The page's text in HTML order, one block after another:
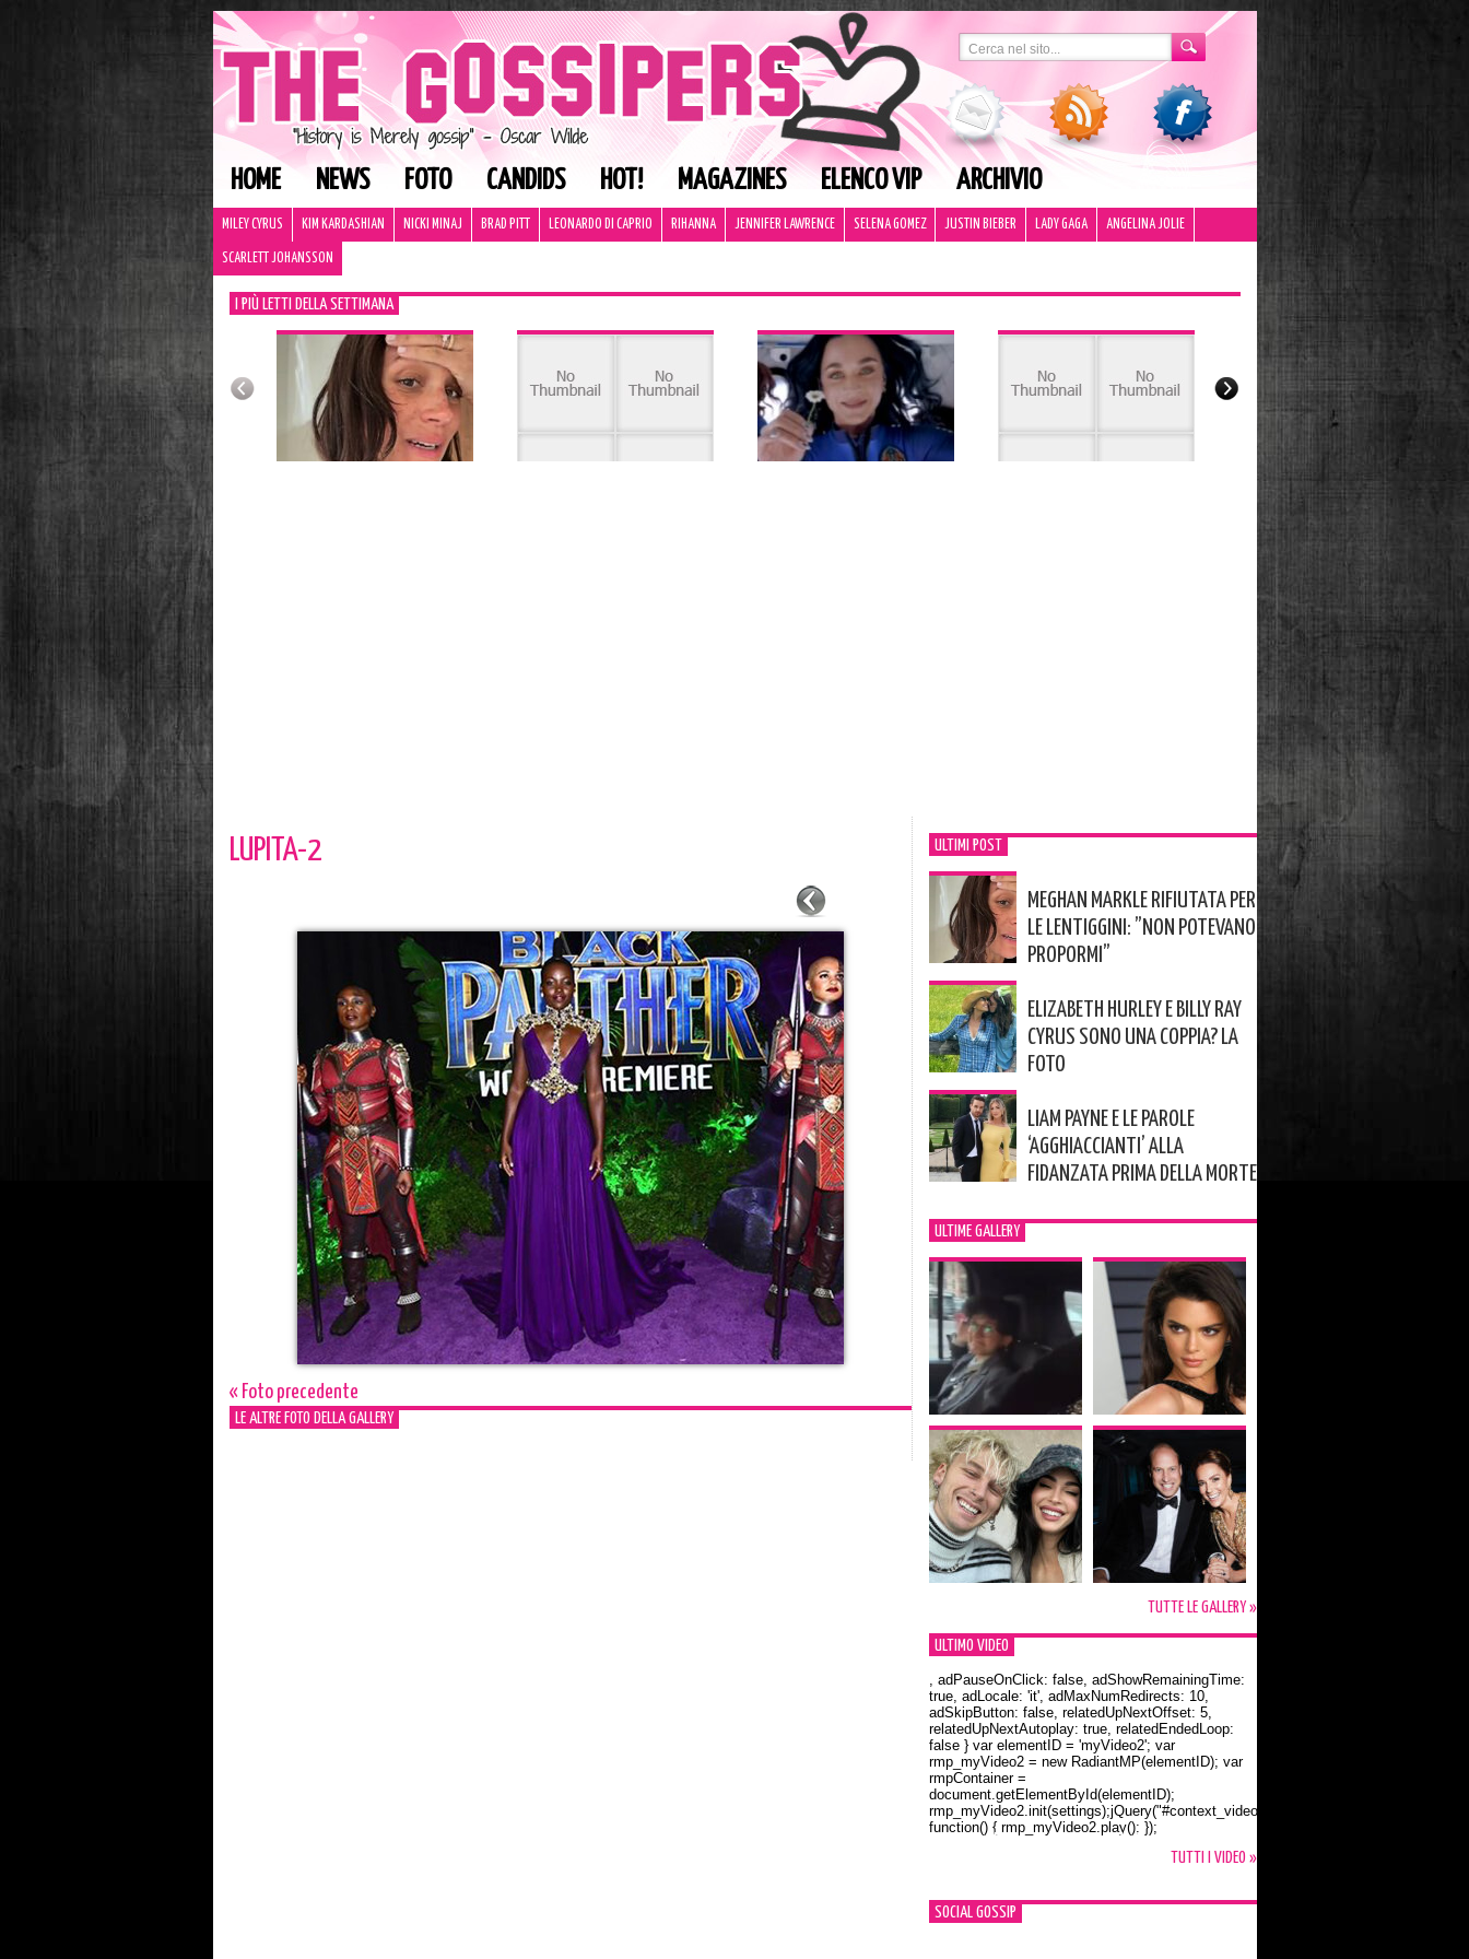
HOME NEWS FOTO CANDIDS HOT! MAGAZINES ELENCO VIP ARCHIVIO
MILEY CYRUS KIM KARDASHIAN NICKI MINAJ BRAD PITT LEONARDO DI CAPRIO RIHANNA JENNIFER LAWRENCE SELENA GOMEZ JUSTIN BIEBER LADY GAGA ANGELINA JOLIE
SCARLETT JOHANSSON
I PIÙ LETTI DELLA SETTIMANA
LUPITA-2
« Foto precedente
LE ALTRE FOTO DELLA GALLERY
ULTIMI POST
MEGHAN MARKLE RIFIUTATA PER
LE LENTIGGINI: ”NON POTEVANO
PROPORMI”
ELIZABETH HURLEY E BILLY RAY
CYRUS SONO UNA COPPIA? LA
FOTO
LIAM PAYNE E LE PAROLE
‘AGGHIACCIANTI’ ALLA
FIDANZATA PRIMA DELLA MORTE
ULTIME GALLERY
TUTTE LE GALLERY »
ULTIMO VIDEO
Orlando Bloom e la t-shirt dedicata a Flynn
, adPauseOnClick: false, adShowRemainingTime:
true, adLocale: 'it', adMaxNumRedirects: 10,
adSkipButton: false, relatedUpNextOffset: 5,
relatedUpNextAutoplay: true, relatedEndedLoop:
false } var elementID = 'myVideo2'; var
rmp_myVideo2 = new RadiantMP(elementID); var
rmpContainer =
document.getElementById(elementID);
rmp_myVideo2.init(settings);jQuery("#context_video2").one("mouseover",
function() { rmp_myVideo2.play(); });
TUTTI I VIDEO »
SOCIAL GOSSIP